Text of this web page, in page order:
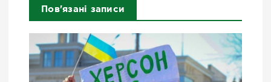
Пов'язані записи